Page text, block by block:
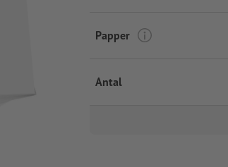
Papper
Antal